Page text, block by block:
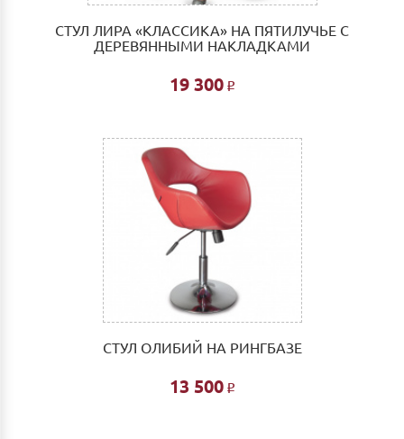
СТУЛ ЛИРА «КЛАССИКА» НА ПЯТИЛУЧЬЕ С
ДЕРЕВЯННЫМИ НАКЛАДКАМИ
19 300 Р
СТУЛ ОЛИБИЙ НА РИНГБАЗЕ
13 500 Р